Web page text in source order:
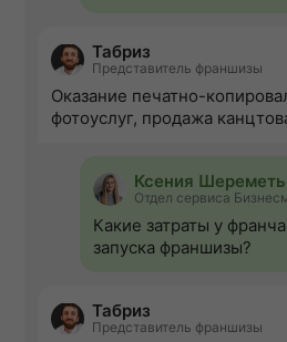
Табриз
Представитель франшизы
Оказание печатно-
фотоуслуг, продажа
Ксения
Отдел сервиса
Какие затраты у
запуска франшизы?
Табриз
Представитель франшизы